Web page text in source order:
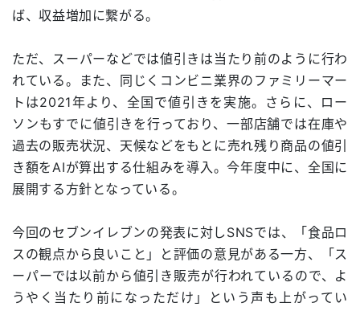
ば、収益増加に繋がる。
ただ、スーパーなどでは値引きは当たり前のように行わ
れている。また、同じくコンビニ業界のファミリーマー
トは2021年より、全国で値引きを実施。さらに、ロー
ソンもすでに値引きを行っており、一部店舗では在庫や
過去の販売状況、天候などをもとに売れ残り商品の値引
き額をAIが算出する仕組みを導入。今年度中に、全国に
展開する方針となっている。
今回のセブンイレブンの発表に対しSNSでは、「食品ロ
スの観点から良いこと」と評価の意見がある一方、「ス
ーパーでは以前から値引き販売が行われているので、よ
うやく当たり前になっただけ」という声も上がってい